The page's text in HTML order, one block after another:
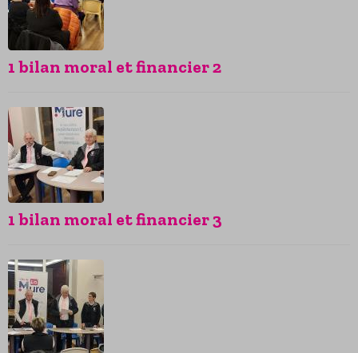
1 bilan moral et financier 2
1 bilan moral et financier 3